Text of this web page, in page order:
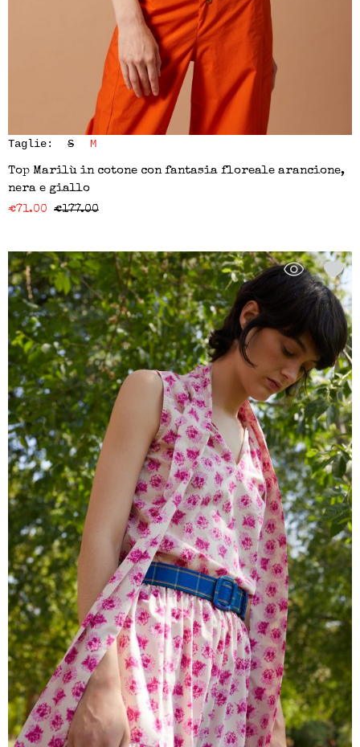
Taglie: S M
Top Marilù in cotone con fantasia floreale arancione,
nera e giallo
€71.00 €177.00